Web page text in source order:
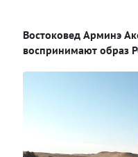
Одноклассники
Востоковед Арминэ
воспринимают образ